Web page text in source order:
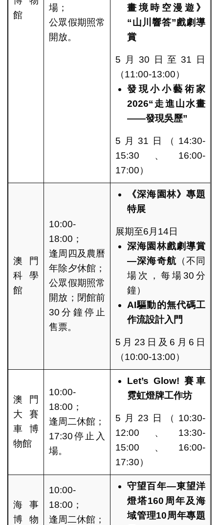
館
場；
公眾假期照常
開放。
畫境時空漫遊》
“山川響答”戲劇導
賞
5月30日至31日
（11:00-13:00）
發現小小藝術家
2026“ 走進山水畫
——發現吳歷”
5月31日（14:30-
15:30、16:00-
17:00）
澳門
科學
館
10:00-
18:00；
逢周四及農曆
年除夕休館；
公眾假期照常
開放；閉館前
30分鐘停止
售票。
《深海園林》專題
特展
展期至6月14日
深海園林戲劇導賞
—深海奇航（不同
場次，每場30分
鐘）
AI驅動的無代碼工
作流設計入門
5月23日及6月6日
（10:00-13:00）
澳門
大賽
車博
物館
10:00-
18:00；
逢周二休館；
17:30停止入
場。
Let’s Glow!賽車
霓虹燈牌工作坊
5月23日（10:30-
12:00、13:30-
15:00、16:00-
17:30）
海事
博物
10:00-
18:00；
逢周二休館；
守望百年—東望洋
燈塔160 周年及海
域管理10周年專題